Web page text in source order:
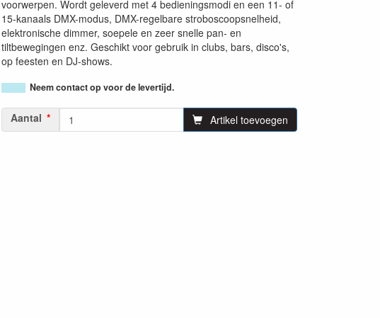
voorwerpen. Wordt geleverd met 4 bedieningsmodi en een 11- of
15-kanaals DMX-modus, DMX-regelbare stroboscoopsnelheid,
elektronische dimmer, soepele en zeer snelle pan- en
tiltbewegingen enz. Geschikt voor gebruik in clubs, bars, disco's,
op feesten en DJ-shows.
Neem contact op voor de levertijd.
Aantal Artikel toevoegen